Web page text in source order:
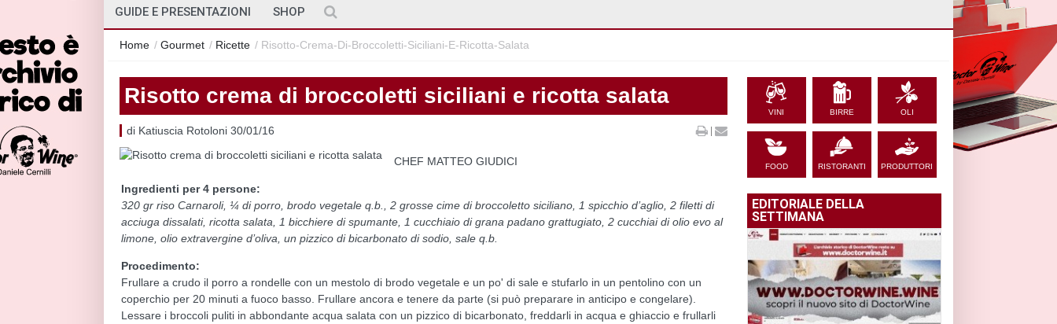
GUIDE E PRESENTAZIONI SHOP
Home / Gourmet / Ricette / Risotto-Crema-Di-Broccoletti-Siciliani-E-Ricotta-Salata
Risotto crema di broccoletti siciliani e ricotta salata
di Katiuscia Rotoloni 30/01/16 |
CHEF MATTEO GIUDICI
Ingredienti per 4 persone:
320 gr riso Carnaroli, ¼ di porro, brodo vegetale q.b., 2 grosse cime di broccoletto siciliano, 1 spicchio d’aglio, 2 filetti di
acciuga dissalati, ricotta salata, 1 bicchiere di spumante, 1 cucchiaio di grana padano grattugiato, 2 cucchiai di olio evo al
limone, olio extravergine d’oliva, un pizzico di bicarbonato di sodio, sale q.b.
Procedimento:
Frullare a crudo il porro a rondelle con un mestolo di brodo vegetale e un po' di sale e stufarlo in un pentolino con un
coperchio per 20 minuti a fuoco basso. Frullare ancora e tenere da parte (si può preparare in anticipo e congelare).
Lessare i broccoli puliti in abbondante acqua salata con un pizzico di bicarbonato, freddarli in acqua e ghiaccio e frullarli
VINI BIRRE OLI
FOOD RISTORANTI PRODUTTORI
EDITORIALE DELLA
SETTIMANA